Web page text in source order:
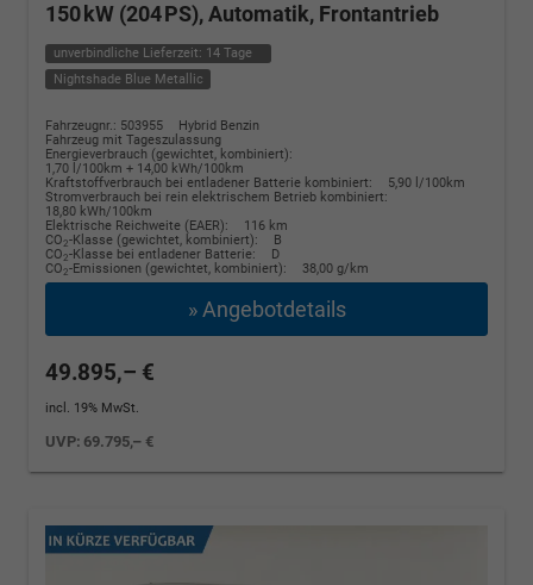
150 kW (204 PS), Automatik, Frontantrieb
unverbindliche Lieferzeit: 14 Tage
Nightshade Blue Metallic
Fahrzeugnr.: 503955
Hybrid Benzin
Fahrzeug mit Tageszulassung
Energieverbrauch (gewichtet, kombiniert):
1,70 l/100km + 14,00 kWh/100km
Kraftstoffverbrauch bei entladener Batterie kombiniert:
5,90 l/100km
Stromverbrauch bei rein elektrischem Betrieb kombiniert:
18,80 kWh/100km
Elektrische Reichweite (EAER):
116 km
CO2-Klasse (gewichtet, kombiniert):
B
CO2-Klasse bei entladener Batterie:
D
CO2-Emissionen (gewichtet, kombiniert): 38,00 g/km
» Angebotdetails
49.895,– €
incl. 19% MwSt.
UVP: 69.795,– €